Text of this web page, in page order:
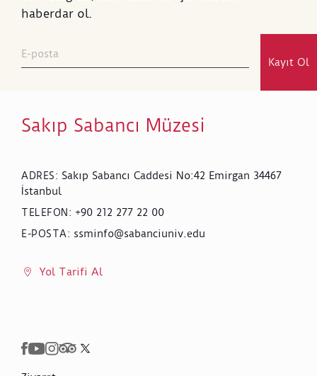
haberdar ol.
Kayıt Ol
Sakıp Sabancı Müzesi
ADRES: Sakıp Sabancı Caddesi No:42 Emirgan 34467
İstanbul
TELEFON : +90 212 277 22 00
E-POSTA: ssminfo@sabanciuniv.edu
Yol Tarifi Al